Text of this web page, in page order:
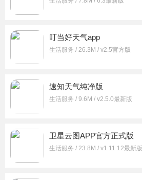
叮当好天气app
生活服务 / 26.3M / v2.5官方版
速知天气纯净版
生活服务 / 9.6M / v2.5.0最新版
卫星云图APP官方正式版
生活服务 / 23.8M / v1.11.12最新版